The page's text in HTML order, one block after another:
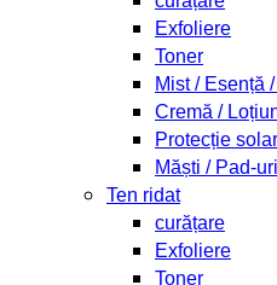
Exfoliere
Toner
Mist / Esență
Cremă /
Protecție
Măști / Pad-
Ten ridat
curățare
Exfoliere
Toner